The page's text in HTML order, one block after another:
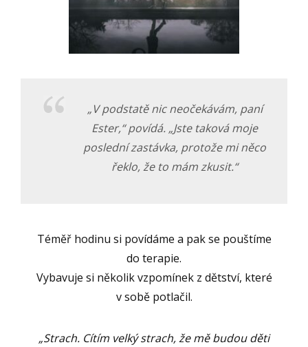
„V podstatě nic neočekávám, paní
Ester,“ povídá. „Jste taková moje
poslední zastávka, protože mi něco
řeklo, že to mám zkusit.“
Téměř hodinu si povídáme a pak se pouštíme
do terapie.
Vybavuje si několik vzpomínek z dětství, které
v sobě potlačil.
„Strach. Cítím velký strach, že mě budou děti